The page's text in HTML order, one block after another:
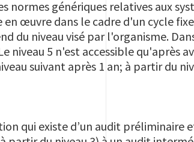
normes génériques relatives aux
œuvre dans le cadre d'un cycle
du niveau visé par l'organisme.
niveau 5 n'est accessible qu'après
suivant après 1 an; à partir du
qui existe d’un audit